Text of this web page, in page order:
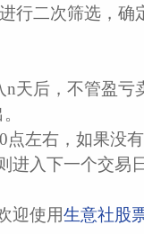
行二次筛选，确
n天后，不管盈亏
点左右，如果没
进入下一个交易
迎使用生意社股